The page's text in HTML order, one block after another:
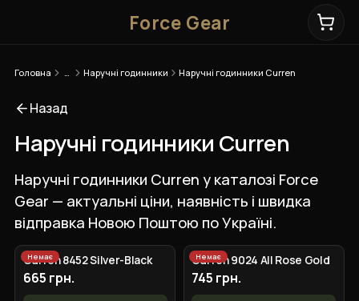
Force Gear
Головна Наручні годинники Наручні годинники Curren
Назад
Наручні годинники Curren
Наручні годинники Curren у каталозі Force
Gear — актуальні ціни, наявність і швидка
відправка Новою Поштою по Україні.
Немає
Curren 8452 Silver-Black
665 грн.
Немає
Curren 9024 All Rose Gold
745 грн.